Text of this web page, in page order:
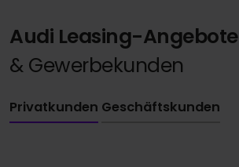
Audi Leasing-Angebote
& Gewerbekunden
Privatkunden Geschäftskunden